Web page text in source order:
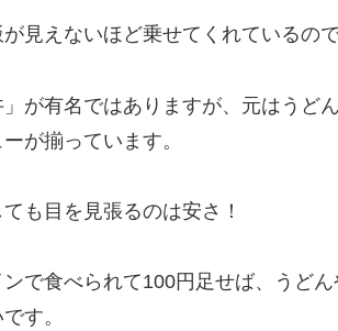
見えないほど乗せてくれているの
」が有名ではありますが、元はう
が揃っています。
も目を見張るのは安さ！
ンで食べられて100円足せば、うど
す。